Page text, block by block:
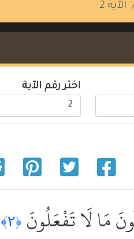
الآية 2
اختر رقم الآية
مَا لَا تَفْعَلُونَ ﴿٢﴾